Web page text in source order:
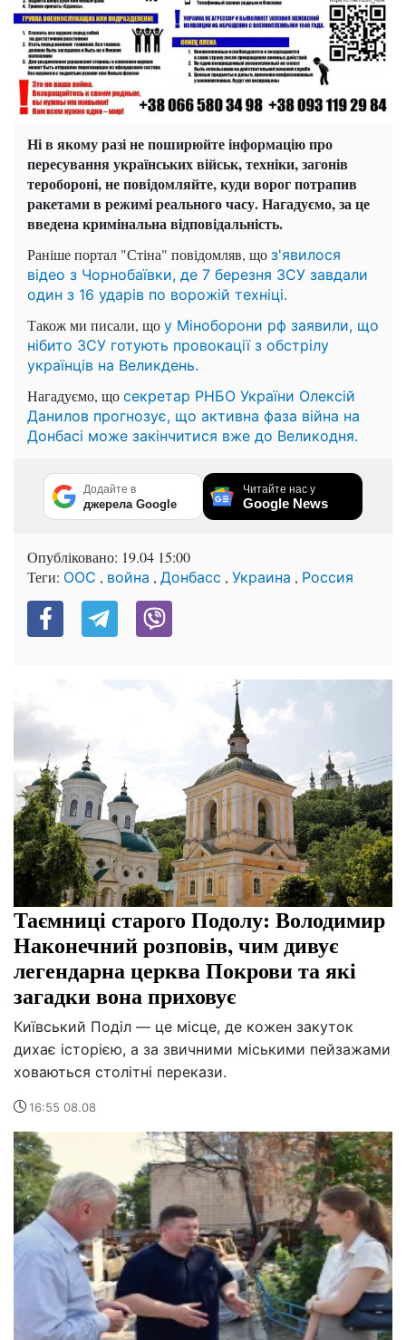
Ні в якому разі не поширюйте інформацію про
пересування українських військ, техніки, загонів
теробороні, не повідомляйте, куди ворог потрапив
ракетами в режимі реального часу. Нагадуємо, за це
введена кримінальна відповідальність.
Раніше портал "Стіна" повідомляв, що з'явилося
відео з Чорнобаївки, де 7 березня ЗСУ завдали
один з 16 ударів по ворожій техніці.
Також ми писали, що у Міноборони рф заявили, що
нібито ЗСУ готують провокації з обстрілу
українців на Великдень.
Нагадуємо, що секретар РНБО України Олексій
Данилов прогнозує, що активна фаза війна на
Донбасі може закінчитися вже до Великодня.
Додайте в
джерела Google
Читайте нас у
Google News
Опубліковано: 19.04 15:00
Теги: ООС , война , Донбасс , Украина , Россия
Таємниці старого Подолу: Володимир
Наконечний розповів, чим дивує
легендарна церква Покрови та які
загадки вона приховує
Київський Поділ — це місце, де кожен закуток
дихає історією, а за звичними міськими пейзажами
ховаються столітні перекази.
16:55 08.08